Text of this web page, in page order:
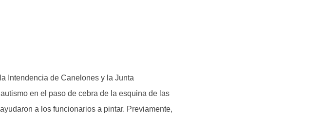
Intendencia de Canelones y la Junta
en el paso de cebra de la esquina de las
a los funcionarios a pintar. Previamente,